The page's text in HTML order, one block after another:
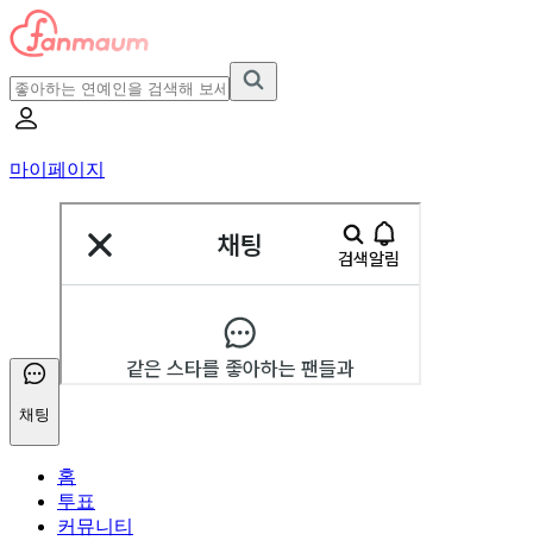
마이페이지
채팅
홈
투표
커뮤니티